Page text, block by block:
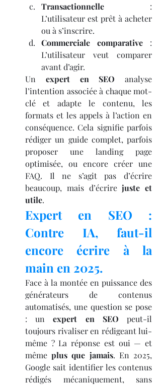
Transactionnelle :
L’utilisateur est prêt à acheter
ou à s’inscrire.
Commerciale comparative :
L’utilisateur veut comparer
avant d’agir.
Un expert en SEO analyse
l’intention associée à chaque mot-
clé et adapte le contenu, les
formats et les appels à l’action en
conséquence. Cela signifie parfois
rédiger un guide complet, parfois
proposer une landing page
optimisée, ou encore créer une
FAQ. Il ne s’agit pas d’écrire
beaucoup, mais d’écrire juste et
utile.
Expert en SEO :
Contre IA, faut-il
encore écrire à la
main en 2025.
Face à la montée en puissance des
générateurs de contenus
automatisés, une question se pose
: un expert en SEO peut-il
toujours rivaliser en rédigeant lui-
même ? La réponse est oui — et
même plus que jamais. En 2025,
Google sait identifier les contenus
rédigés mécaniquement, sans